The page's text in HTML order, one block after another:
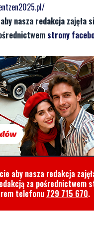
nasza redakcja zajęła
strony
aby nasza redakcja
za pośrednictwem
telefonu 729 715 670.